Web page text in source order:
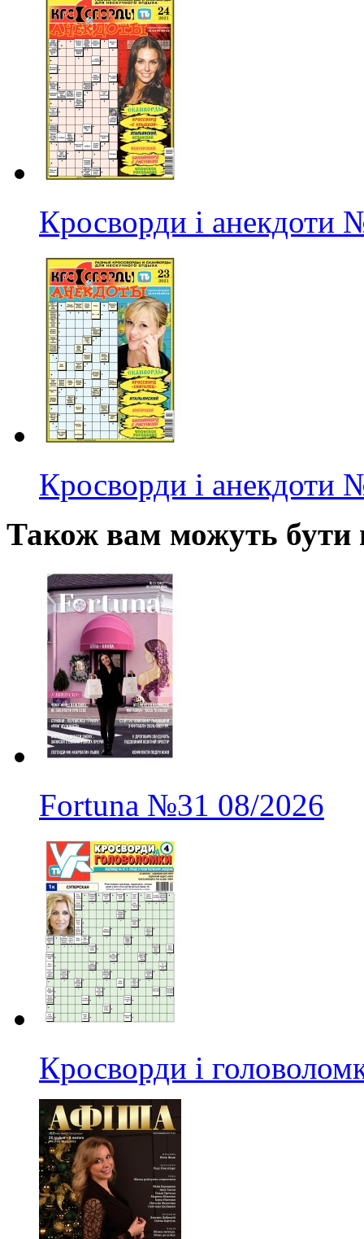
Кросворди і анекдоти
Кросворди і анекдоти
Також вам можуть бути
Fortuna №31 08/2026
Кросворди і